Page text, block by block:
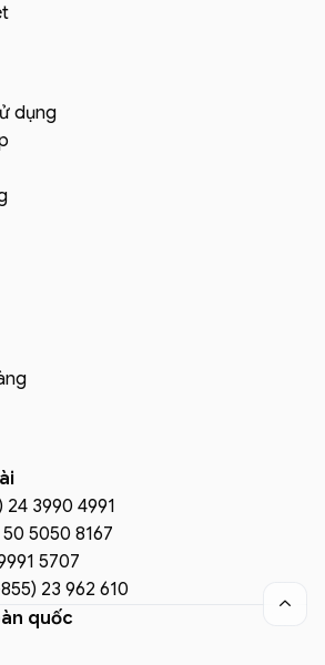
dụng
24 3990 4991
50 5050 8167
5707
23 962 610

quốc